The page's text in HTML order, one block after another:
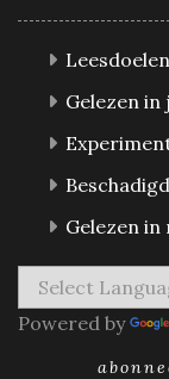
Gelezen in
Gelezen in
Powered by